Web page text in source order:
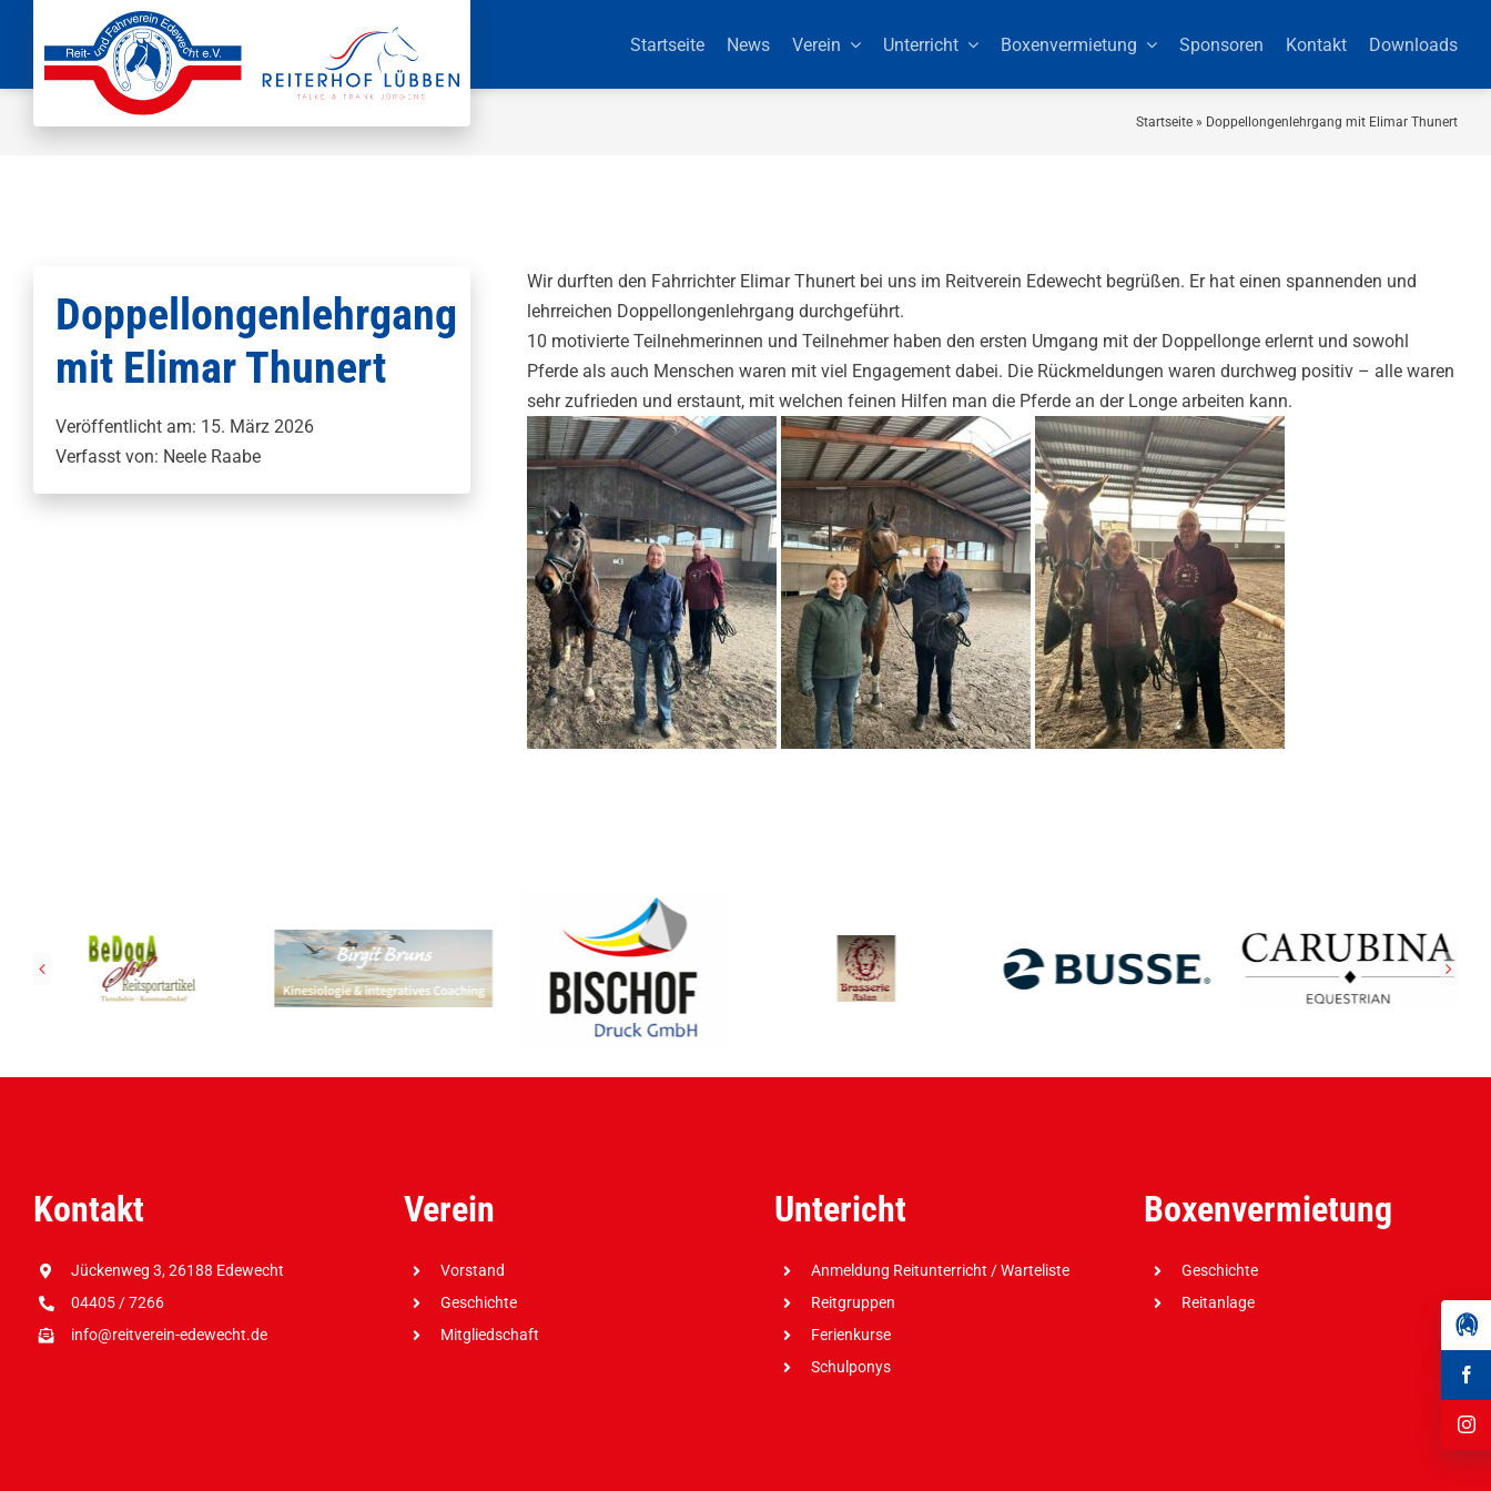
Startseite News Verein Unterricht Boxenvermietung Sponsoren Kontakt Downloads
Startseite » Doppellongenlehrgang mit Elimar Thunert
Doppellongenlehrgang
mit Elimar Thunert
Veröffentlicht am: 15. März 2026
Verfasst von: Neele Raabe
Wir durften den Fahrrichter Elimar Thunert bei uns im Reitverein Edewecht begrüßen. Er hat einen spannenden und
lehrreichen Doppellongenlehrgang durchgeführt.
10 motivierte Teilnehmerinnen und Teilnehmer haben den ersten Umgang mit der Doppellonge erlernt und sowohl
Pferde als auch Menschen waren mit viel Engagement dabei. Die Rückmeldungen waren durchweg positiv – alle waren
sehr zufrieden und erstaunt, mit welchen feinen Hilfen man die Pferde an der Longe arbeiten kann.
Kontakt
Jückenweg 3, 26188 Edewecht
04405 / 7266
info@reitverein-edewecht.de
Verein
Vorstand
Geschichte
Mitgliedschaft
Untericht
Anmeldung Reitunterricht / Warteliste
Reitgruppen
Ferienkurse
Schulponys
Boxenvermietung
Geschichte
Reitanlage